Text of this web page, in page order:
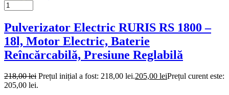
Pulverizator Electric RURIS RS 1800 –
18l, Motor Electric, Baterie
Reîncărcabilă, Presiune Reglabilă
218,00lei Prețul inițial a fost: 218,00 lei.205,00 leiPrețul curent este:
205,00 lei.